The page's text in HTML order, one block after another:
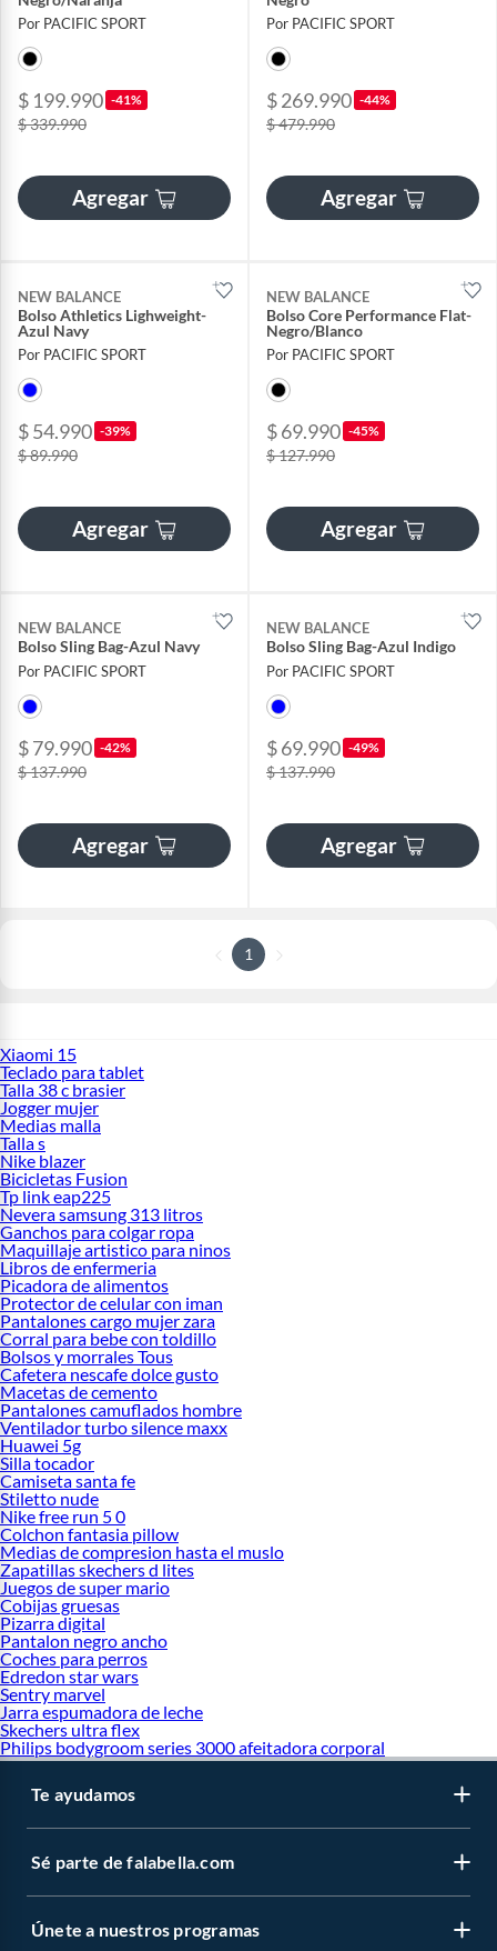
Por PACIFIC SPORT
$ 199.990 -41%
$ 339.990
Agregar
Por PACIFIC SPORT
$ 269.990 -44%
$ 479.990
Agregar
NEW BALANCE
Bolso Athletics Lighweight-
Azul Navy
Por PACIFIC SPORT
$ 54.990 -39%
$ 89.990
Agregar
NEW BALANCE
Bolso Core Performance Flat-
Negro/Blanco
Por PACIFIC SPORT
$ 69.990 -45%
$ 127.990
Agregar
NEW BALANCE
Bolso Sling Bag-Azul Navy
Por PACIFIC SPORT
$ 79.990 -42%
$ 137.990
Agregar
NEW BALANCE
Bolso Sling Bag-Azul Indigo
Por PACIFIC SPORT
$ 69.990 -49%
$ 137.990
Agregar
1
Xiaomi 15
Teclado para tablet
Talla 38 c brasier
Jogger mujer
Medias malla
Talla s
Nike blazer
Bicicletas Fusion
Tp link eap225
Nevera samsung 313 litros
Ganchos para colgar ropa
Maquillaje artistico para ninos
Libros de enfermeria
Picadora de alimentos
Protector de celular con iman
Pantalones cargo mujer zara
Corral para bebe con toldillo
Bolsos y morrales Tous
Cafetera nescafe dolce gusto
Macetas de cemento
Pantalones camuflados hombre
Ventilador turbo silence maxx
Huawei 5g
Silla tocador
Camiseta santa fe
Stiletto nude
Nike free run 5 0
Colchon fantasia pillow
Medias de compresion hasta el muslo
Zapatillas skechers d lites
Juegos de super mario
Cobijas gruesas
Pizarra digital
Pantalon negro ancho
Coches para perros
Edredon star wars
Sentry marvel
Jarra espumadora de leche
Skechers ultra flex
Philips bodygroom series 3000 afeitadora corporal
Te ayudamos
Sé parte de falabella.com
Únete a nuestros programas